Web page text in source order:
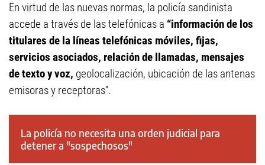
En virtud de las nuevas normas, la policía sandinista
accede a través de las telefónicas a “información de los
titulares de la líneas telefónicas móviles, fijas,
servicios asociados, relación de llamadas, mensajes
de texto y voz, geolocalización, ubicación de las antenas
emisoras y receptoras”.
La policía no necesita una orden judicial para
detener a "sospechosos"